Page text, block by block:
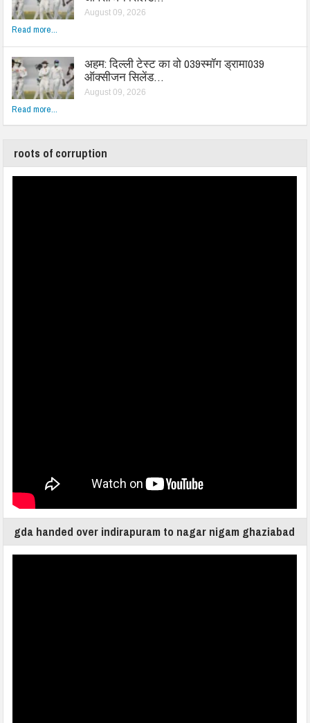
August 09, 2026
Read more...
अहम: दिल्ली टेस्ट का वो 039स्मॉग ड्रामा039
ऑक्सीजन सिलेंड…
August 09, 2026
Read more...
roots of corruption
gda handed over indirapuram to nagar nigam ghaziabad